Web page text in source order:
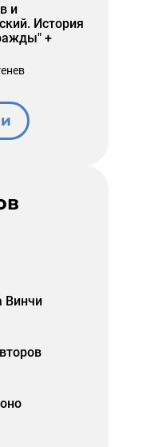
и
История
+
Винчи